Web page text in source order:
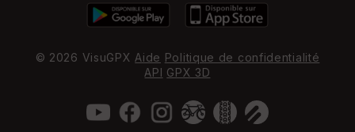
© 2026 VisuGPX Aide Politique de confidentialité
API GPX 3D